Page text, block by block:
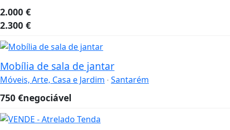
2.000 €
2.300 €
Mobília de sala de jantar
Móveis, Arte, Casa e Jardim Santarém
750 €negociável